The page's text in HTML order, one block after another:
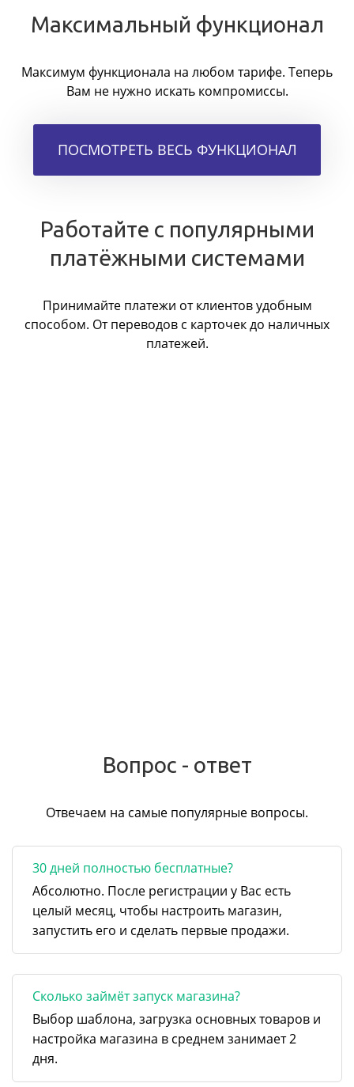
Максимальный функционал
Максимум функционала на любом тарифе. Теперь
Вам не нужно искать компромиссы.
ПОСМОТРЕТЬ ВЕСЬ ФУНКЦИОНАЛ
Работайте с популярными
платёжными системами
Принимайте платежи от клиентов удобным
способом. От переводов с карточек до наличных
платежей.
Вопрос - ответ
Отвечаем на самые популярные вопросы.
30 дней полностью бесплатные?
Абсолютно. После регистрации у Вас есть
целый месяц, чтобы настроить магазин,
запустить его и сделать первые продажи.
Сколько займёт запуск магазина?
Выбор шаблона, загрузка основных товаров и
настройка магазина в среднем занимает 2
дня.